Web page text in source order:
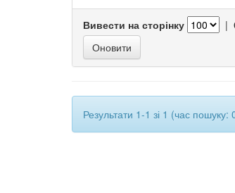
Вивести на сторінку |
Результати 1-1 зі 1 (час пошуку: